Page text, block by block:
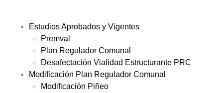
Estudios Aprobados y Vigentes
Premval
Plan Regulador Comunal
Desafectación Vialidad Estructurante PRC
Modificación Plan Regulador Comunal
Modificación Piñeo